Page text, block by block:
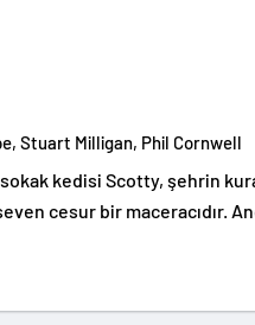
William Hope, Stuart Milligan, Phil Cornwell
kedisi Scotty, şehrin
cesur bir maceracıdır.
şekilde hayatına